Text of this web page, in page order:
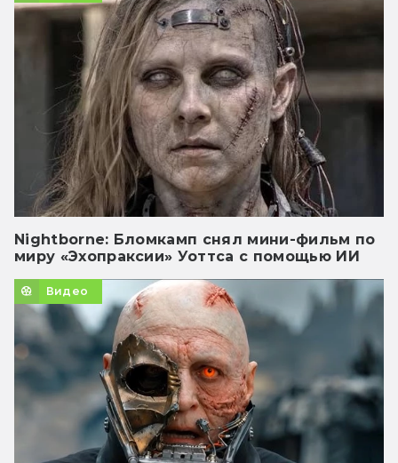
Nightborne: Бломкамп снял мини-фильм по
миру «Эхопраксии» Уоттса с помощью ИИ
Видео